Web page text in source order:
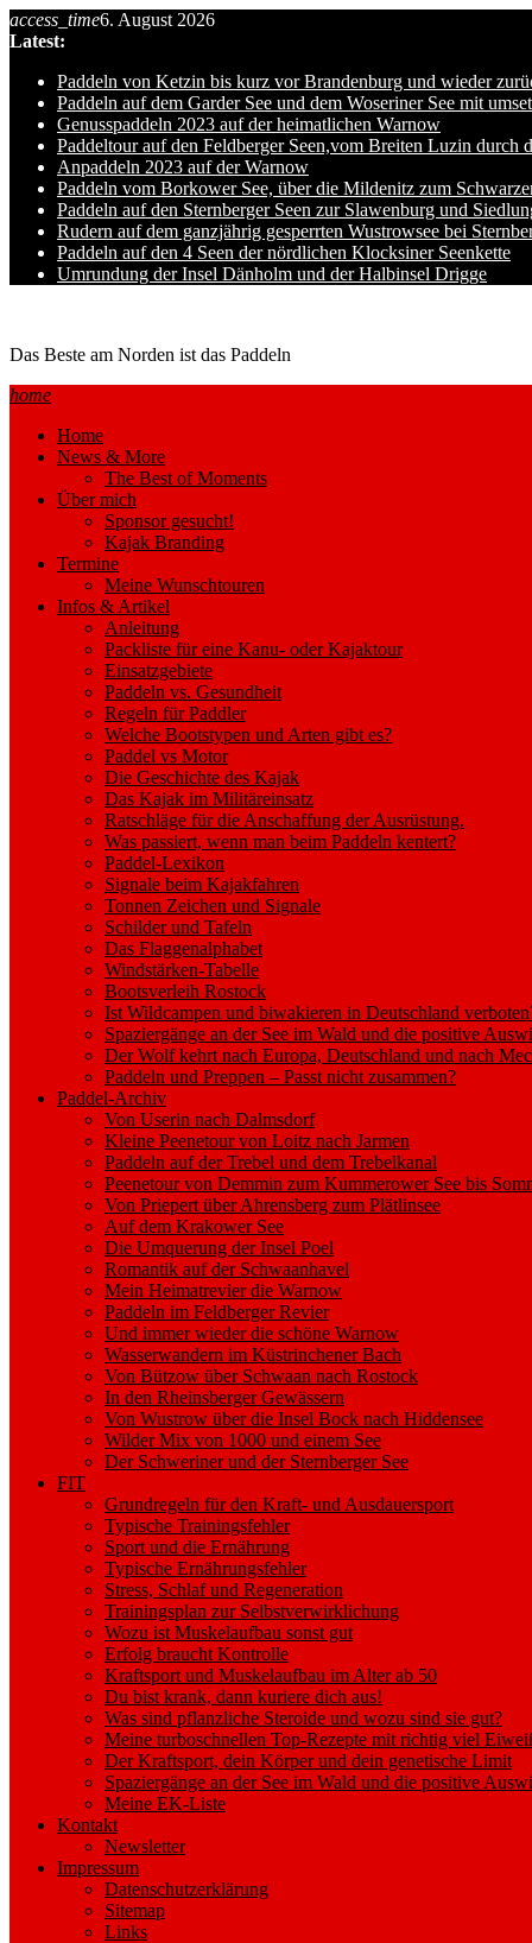
Skip
to
access_time6. August 2026
Latest:
Paddeln von Ketzin bis kurz vor Brandenburg und wieder
Paddeln auf dem Garder See und dem Woseriner See mit
Genusspaddeln 2023 auf der heimatlichen Warnow
Paddeltour auf den Feldberger Seen,vom Breiten Luzin
Anpaddeln 2023 auf der Warnow
Paddeln vom Borkower See, über die Mildenitz zum
Paddeln auf den Sternberger Seen zur Slawenburg und
Rudern auf dem ganzjährig gesperrten Wustrowsee bei
Paddeln auf den 4 Seen der nördlichen Klocksiner Seenkette
Umrundung der Insel Dänholm und der Halbinsel Drigge
Das Beste am Norden ist das Paddeln
home
Home
News & More
The Best of Moments
Über mich
Sponsor gesucht!
Kajak Branding
Termine
Meine Wunschtouren
Infos & Artikel
Anleitung
Packliste für eine Kanu- oder Kajaktour
Einsatzgebiete
Paddeln vs. Gesundheit
Regeln für Paddler
Welche Bootstypen und Arten gibt es?
Paddel vs Motor
Die Geschichte des Kajak
Das Kajak im Militäreinsatz
Ratschläge für die Anschaffung der Ausrüstung.
Was passiert, wenn man beim Paddeln kentert?
Paddel-Lexikon
Signale beim Kajakfahren
Tonnen Zeichen und Signale
Schilder und Tafeln
Das Flaggenalphabet
Windstärken-Tabelle
Bootsverleih Rostock
Ist Wildcampen und biwakieren in Deutschland
Spaziergänge an der See im Wald und die positive
Der Wolf kehrt nach Europa, Deutschland und nach
Paddeln und Preppen – Passt nicht zusammen?
Paddel-Archiv
Von Userin nach Dalmsdorf
Kleine Peenetour von Loitz nach Jarmen
Paddeln auf der Trebel und dem Trebelkanal
Peenetour von Demmin zum Kummerower See bis
Von Priepert über Ahrensberg zum Plätlinsee
Auf dem Krakower See
Die Umquerung der Insel Poel
Romantik auf der Schwaanhavel
Mein Heimatrevier die Warnow
Paddeln im Feldberger Revier
Und immer wieder die schöne Warnow
Wasserwandern im Küstrinchener Bach
Von Bützow über Schwaan nach Rostock
In den Rheinsberger Gewässern
Von Wustrow über die Insel Bock nach Hiddensee
Wilder Mix von 1000 und einem See
Der Schweriner und der Sternberger See
FIT
Grundregeln für den Kraft- und Ausdauersport
Typische Trainingsfehler
Sport und die Ernährung
Typische Ernährungsfehler
Stress, Schlaf und Regeneration
Trainingsplan zur Selbstverwirklichung
Wozu ist Muskelaufbau sonst gut
Erfolg braucht Kontrolle
Kraftsport und Muskelaufbau im Alter ab 50
Du bist krank, dann kuriere dich aus!
Was sind pflanzliche Steroide und wozu sind sie gut?
Meine turboschnellen Top-Rezepte mit richtig viel
Der Kraftsport, dein Körper und dein genetische Limit
Spaziergänge an der See im Wald und die positive
Meine EK-Liste
Kontakt
Newsletter
Impressum
Datenschutzerklärung
Sitemap
Links